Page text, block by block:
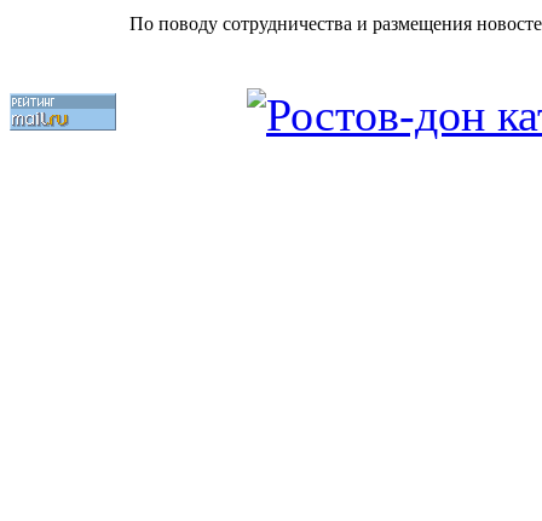
По поводу сотрудничества и размещения